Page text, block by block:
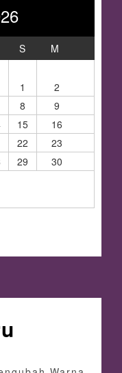
S M
1
2
8
9
15
16
22
23
29
30